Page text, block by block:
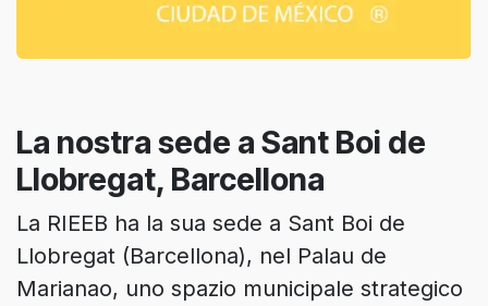
La nostra sede a Sant Boi de
Llobregat, Barcellona
La RIEEB ha la sua sede a Sant Boi de
Llobregat (Barcellona), nel Palau de
Marianao, uno spazio municipale strategico